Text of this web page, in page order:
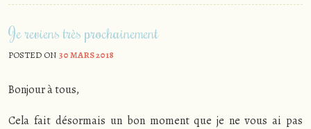
Je reviens très prochainement
POSTED ON 30 MARS 2018
Bonjour à tous,
Cela fait désormais un bon moment que je ne vous ai pas